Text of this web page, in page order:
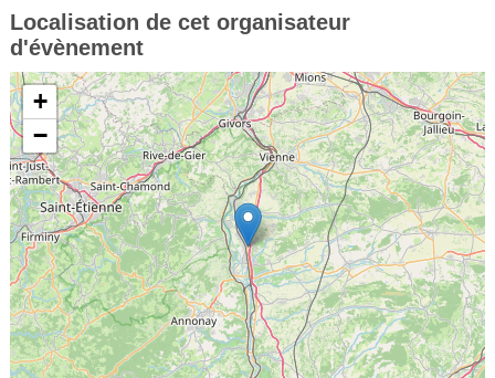
Localisation de cet organisateur
d'évènement
+
−